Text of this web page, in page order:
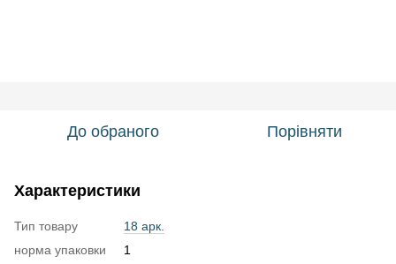
До обраного Порівняти
Характеристики
Тип товару
18 арк.
норма упаковки
1